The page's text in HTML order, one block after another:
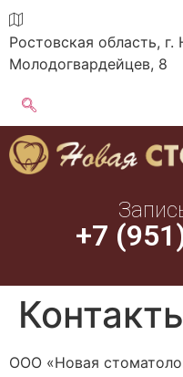
Ростовская область,
Молодогвардейцев, 8
+7
ООО «Новая